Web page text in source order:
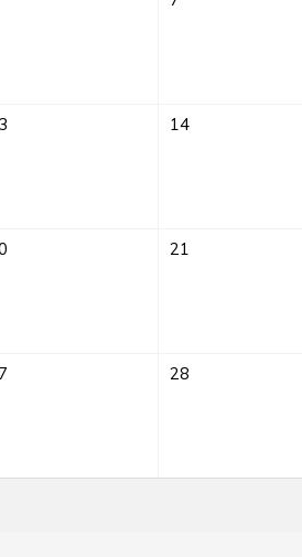
14
21
28